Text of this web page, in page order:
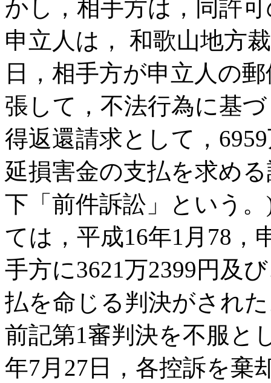
かし，相手方は，同許
申立人は， 和歌山地方
日，相手方が申立人の
張して，不法行為に基
得返還請求として，
延損害金の支払を求め
下「前件訴訟」という
ては，平成16年1月78，
手方に3621万2399円及
払を命じる判決がされ
前記第1審判決を不服と
年7月27日，各控訴を棄